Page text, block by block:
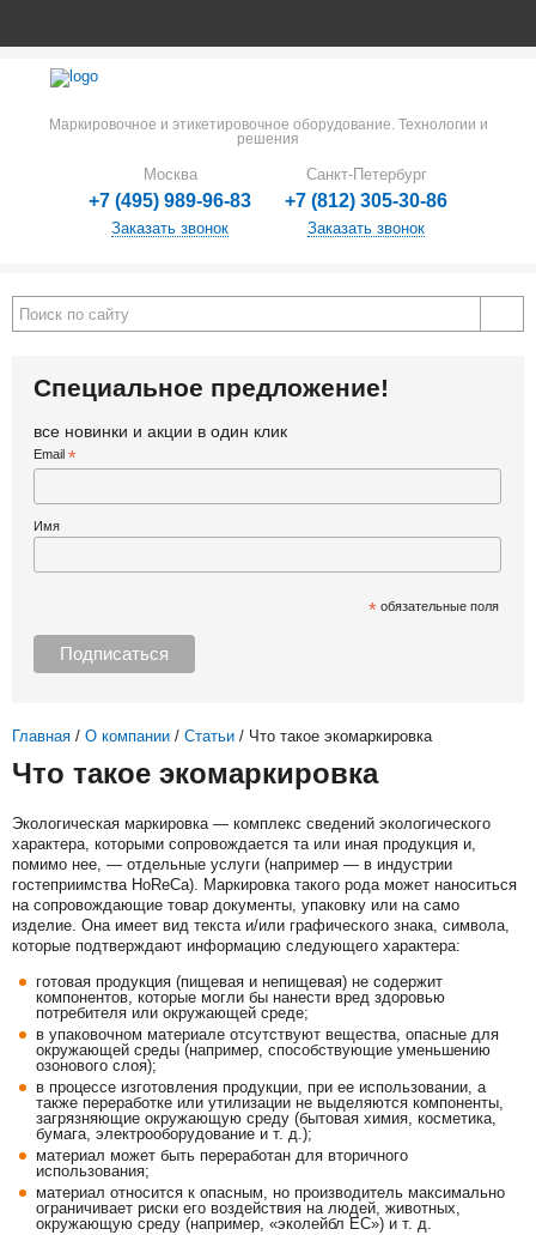
Маркировочное и этикетировочное оборудование. Технологии и
решения
Москва
+7 (495) 989-96-83
Заказать звонок
Санкт-Петербург
+7 (812) 305-30-86
Заказать звонок
Специальное предложение!
все новинки и акции в один клик
Email *
Имя
*обязательные поля
Главная / О компании / Статьи / Что такое экомаркировка
Что такое экомаркировка
Экологическая маркировка — комплекс сведений экологического
характера, которыми сопровождается та или иная продукция и,
помимо нее, — отдельные услуги (например — в индустрии
гостеприимства HoReCa). Маркировка такого рода может наноситься
на сопровождающие товар документы, упаковку или на само
изделие. Она имеет вид текста и/или графического знака, символа,
которые подтверждают информацию следующего характера:
готовая продукция (пищевая и непищевая) не содержит
компонентов, которые могли бы нанести вред здоровью
потребителя или окружающей среде;
в упаковочном материале отсутствуют вещества, опасные для
окружающей среды (например, способствующие уменьшению
озонового слоя);
в процессе изготовления продукции, при ее использовании, а
также переработке или утилизации не выделяются компоненты,
загрязняющие окружающую среду (бытовая химия, косметика,
бумага, электрооборудование и т. д.);
материал может быть переработан для вторичного
использования;
материал относится к опасным, но производитель максимально
ограничивает риски его воздействия на людей, животных,
окружающую среду (например, «эколейбл ЕС») и т. д.